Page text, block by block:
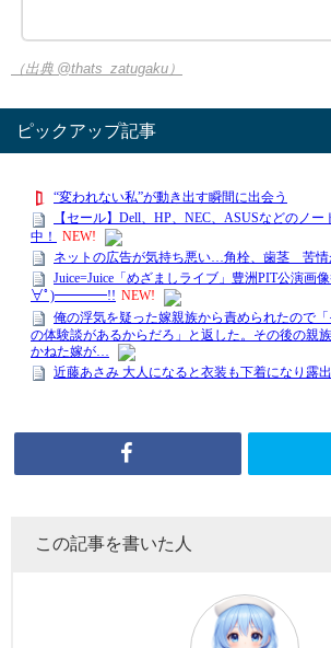
（出典 @thats_zatugaku）
ピックアップ記事
この記事を書いた人